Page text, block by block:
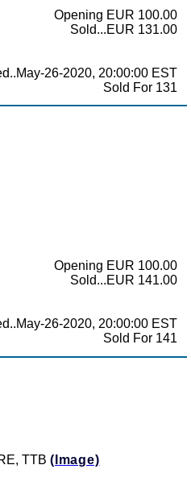
Opening EUR 100.00
Sold...EUR 131.00
26-2020, 20:00:00 EST
Sold For 131
Opening EUR 100.00
Sold...EUR 141.00
26-2020, 20:00:00 EST
Sold For 141
TTB (Image)